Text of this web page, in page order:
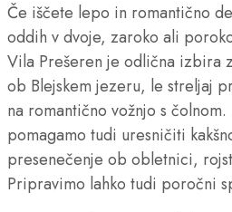
Če iščete lepo in romantično
oddih v dvoje, zaroko ali
Vila Prešeren je odlična izbira
ob Blejskem jezeru, le streljaj
na romantično vožnjo s čolnom.
pomagamo tudi uresničiti
presenečenje ob obletnici,
Pripravimo lahko tudi poročni